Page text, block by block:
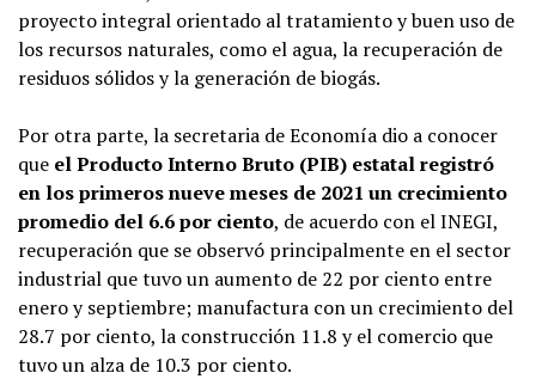
proyecto integral orientado al tratamiento y buen uso de
los recursos naturales, como el agua, la recuperación de
residuos sólidos y la generación de biogás.
Por otra parte, la secretaria de Economía dio a conocer
que el Producto Interno Bruto (PIB) estatal registró
en los primeros nueve meses de 2021 un crecimiento
promedio del 6.6 por ciento, de acuerdo con el INEGI,
recuperación que se observó principalmente en el sector
industrial que tuvo un aumento de 22 por ciento entre
enero y septiembre; manufactura con un crecimiento del
28.7 por ciento, la construcción 11.8 y el comercio que
tuvo un alza de 10.3 por ciento.